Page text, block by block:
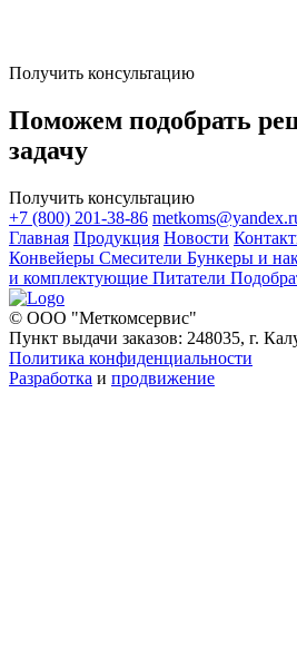
Получить консультацию
Поможем подобрать
задачу
Получить консультацию
+7 (800) 201-38-86
Главная Продукция Новости
Конвейеры Смесители Бункеры и
и комплектующие Питатели
© ООО "Меткомсервис"
Пункт выдачи заказов: 248035, г.
Политика конфиденциальности
Разработка и продвижение